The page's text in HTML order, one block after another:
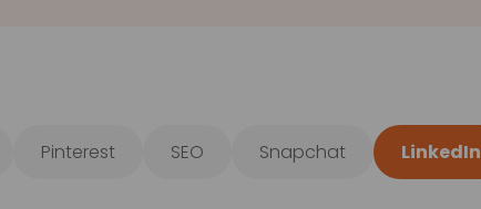
Pinterest SEO Snapchat LinkedIn